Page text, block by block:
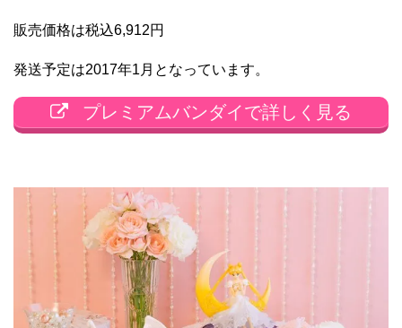
販売価格は税込6,912円
発送予定は2017年1月となっています。
プレミアムバンダイで詳しく見る